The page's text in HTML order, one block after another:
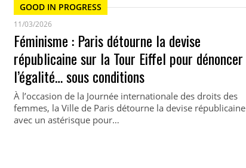
GOOD IN PROGRESS
11/03/2026
Féminisme : Paris détourne la devise
républicaine sur la Tour Eiffel pour dénoncer
l’égalité… sous conditions
À l’occasion de la Journée internationale des droits des
femmes, la Ville de Paris détourne la devise républicaine
avec un astérisque pour…